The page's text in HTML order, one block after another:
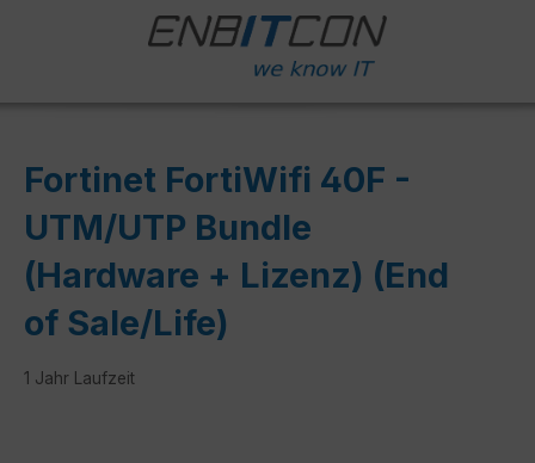
Fortinet FortiWifi 40F -
UTM/UTP Bundle
(Hardware + Lizenz) (End
of Sale/Life)
1 Jahr Laufzeit